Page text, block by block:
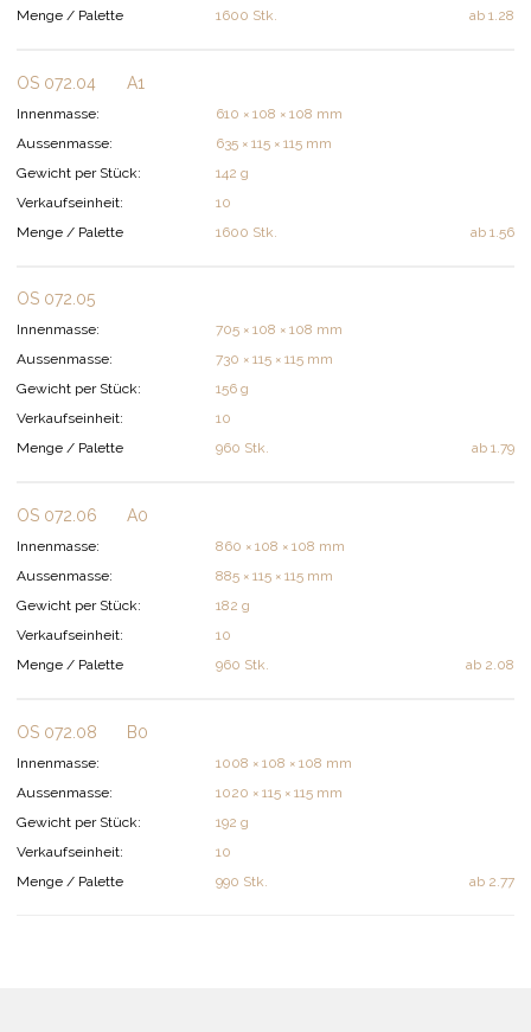
ab 1.28
Menge / Palette
1600 Stk.
ab 1.56
OS 072.04 A1
Innenmasse:
610 × 108 × 108 mm
Aussenmasse:
635 × 115 × 115 mm
Gewicht per Stück:
142 g
Verkaufseinheit:
10
Menge / Palette
1600 Stk.
ab 1.79
OS 072.05
Innenmasse:
705 × 108 × 108 mm
Aussenmasse:
730 × 115 × 115 mm
Gewicht per Stück:
156 g
Verkaufseinheit:
10
Menge / Palette
960 Stk.
ab 2.08
OS 072.06 A0
Innenmasse:
860 × 108 × 108 mm
Aussenmasse:
885 × 115 × 115 mm
Gewicht per Stück:
182 g
Verkaufseinheit:
10
Menge / Palette
960 Stk.
ab 2.77
OS 072.08 B0
Innenmasse:
1008 × 108 × 108 mm
Aussenmasse:
1020 × 115 × 115 mm
Gewicht per Stück:
192 g
Verkaufseinheit:
10
Menge / Palette
990 Stk.